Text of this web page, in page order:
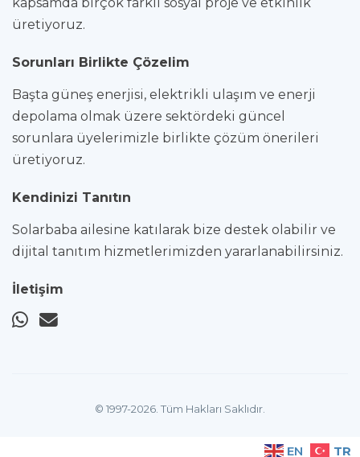
üretiyoruz.
Sorunları Birlikte Çözelim
Başta güneş enerjisi, elektrikli ulaşım ve enerji
depolama olmak üzere sektördeki güncel
sorunlara üyelerimizle birlikte çözüm önerileri
üretiyoruz.
Kendinizi Tanıtın
Solarbaba ailesine katılarak bize destek olabilir ve
dijital tanıtım hizmetlerimizden yararlanabilirsiniz.
İletişim
© 1997-2026. Tüm Hakları Saklıdır.
EN TR